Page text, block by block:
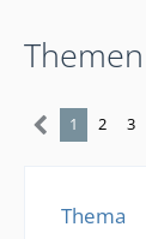
1 2 3
Thema